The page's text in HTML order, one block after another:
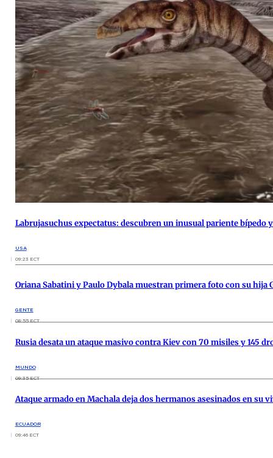
Labrujasuchus expectatus: descubren un inusual pariente bípedo
USA
09:23 ECT
Oriana Sabatini y Paulo Dybala muestran primera foto con su hija
GENTE
08:55 ECT
Rusia desata un ataque masivo contra Kiev con 70 misiles y 145
MUNDO
09:35 ECT
Ataque armado en Machala deja dos hermanos asesinados en su
ECUADOR
09:46 ECT